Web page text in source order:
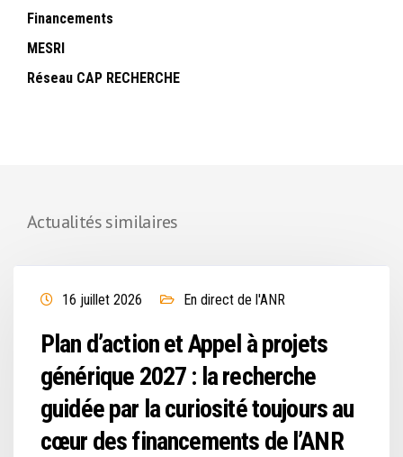
Financements
MESRI
Réseau CAP RECHERCHE
Actualités similaires
16 juillet 2026 En direct de l'ANR
Plan d’action et Appel à projets
générique 2027 : la recherche
guidée par la curiosité toujours au
cœur des financements de l’ANR